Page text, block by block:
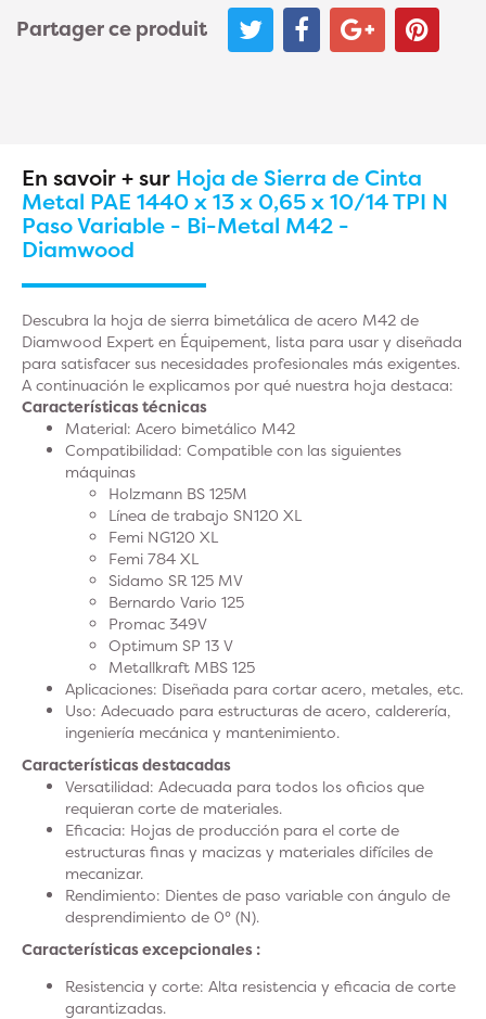
Partager ce produit
En savoir + sur Hoja de Sierra de Cinta
Metal PAE 1440 x 13 x 0,65 x 10/14 TPI N
Paso Variable - Bi-Metal M42 -
Diamwood
Descubra la hoja de sierra bimetálica de acero M42 de
Diamwood Expert en Équipement, lista para usar y diseñada
para satisfacer sus necesidades profesionales más exigentes.
A continuación le explicamos por qué nuestra hoja destaca:
Características técnicas
Material: Acero bimetálico M42
Compatibilidad: Compatible con las siguientes
máquinas
Holzmann BS 125M
Línea de trabajo SN120 XL
Femi NG120 XL
Femi 784 XL
Sidamo SR 125 MV
Bernardo Vario 125
Promac 349V
Optimum SP 13 V
Metallkraft MBS 125
Aplicaciones: Diseñada para cortar acero, metales, etc.
Uso: Adecuado para estructuras de acero, calderería,
ingeniería mecánica y mantenimiento.
Características destacadas
Versatilidad: Adecuada para todos los oficios que
requieran corte de materiales.
Eficacia: Hojas de producción para el corte de
estructuras finas y macizas y materiales difíciles de
mecanizar.
Rendimiento: Dientes de paso variable con ángulo de
desprendimiento de 0° (N).
Características excepcionales :
Resistencia y corte: Alta resistencia y eficacia de corte
garantizadas.